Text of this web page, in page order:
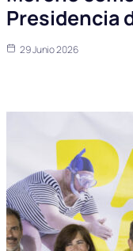
Presidencia
29 Junio 2026